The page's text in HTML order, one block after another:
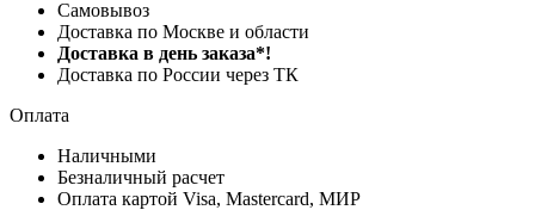
Самовывоз
Доставка по Москве и области
Доставка в день заказа*!
Доставка по России через ТК
Оплата
Наличными
Безналичный расчет
Оплата картой Visa, Mastercard, МИР